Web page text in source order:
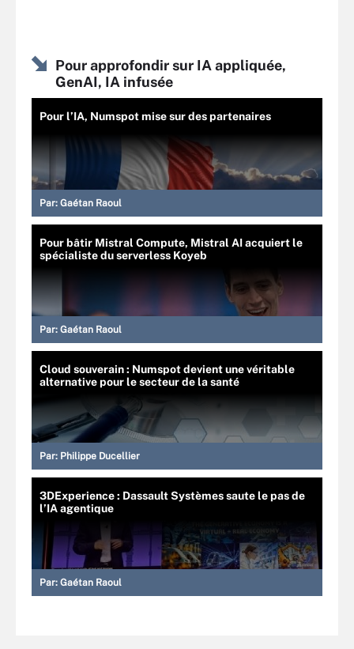
Pour approfondir sur IA appliquée,
GenAI, IA infusée
Pour l’IA, Numspot mise sur des partenaires
Par: Gaétan Raoul
Pour bâtir Mistral Compute, Mistral AI acquiert le
spécialiste du serverless Koyeb
Par: Gaétan Raoul
Cloud souverain : Numspot devient une véritable
alternative pour le secteur de la santé
Par: Philippe Ducellier
3DExperience : Dassault Systèmes saute le pas de
l’IA agentique
Par: Gaétan Raoul